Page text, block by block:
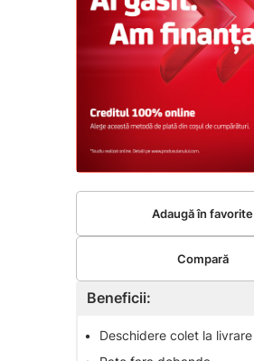
Beneficii:
•
Deschidere colet la livrare
Adaugă în favorite
Compară